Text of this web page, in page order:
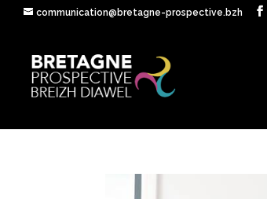
communication@bretagne-prospective.bzh